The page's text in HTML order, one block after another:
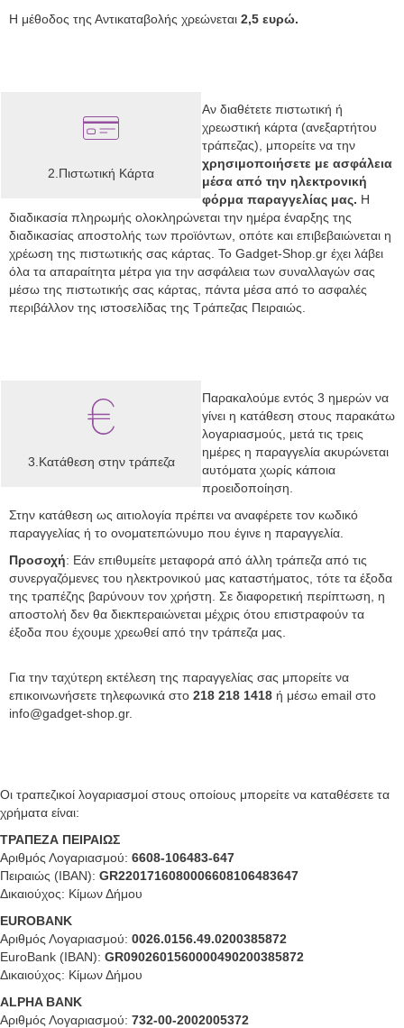
Η μέθοδος της Αντικαταβολής χρεώνεται 2,5 ευρώ.
2.Πιστωτική Κάρτα
Αν διαθέτετε πιστωτική ή
χρεωστική κάρτα (ανεξαρτήτου
τράπεζας), μπορείτε να την
χρησιμοποιήσετε με ασφάλεια
μέσα από την ηλεκτρονική
φόρμα παραγγελίας μας. Η
διαδικασία πληρωμής ολοκληρώνεται την ημέρα έναρξης της
διαδικασίας αποστολής των προϊόντων, οπότε και επιβεβαιώνεται η
χρέωση της πιστωτικής σας κάρτας. Το Gadget-Shop.gr έχει λάβει
όλα τα απαραίτητα μέτρα για την ασφάλεια των συναλλαγών σας
μέσω της πιστωτικής σας κάρτας, πάντα μέσα από το ασφαλές
περιβάλλον της ιστοσελίδας της Τράπεζας Πειραιώς.
3.Κατάθεση στην τράπεζα
Παρακαλούμε εντός 3 ημερών να
γίνει η κατάθεση στους παρακάτω
λογαριασμούς, μετά τις τρεις
ημέρες η παραγγελία ακυρώνεται
αυτόματα χωρίς κάποια
προειδοποίηση.
Στην κατάθεση ως αιτιολογία πρέπει να αναφέρετε τον κωδικό
παραγγελίας ή το ονοματεπώνυμο που έγινε η παραγγελία.
Προσοχή: Εάν επιθυμείτε μεταφορά από άλλη τράπεζα από τις
συνεργαζόμενες του ηλεκτρονικού μας καταστήματος, τότε τα έξοδα
της τραπέζης βαρύνουν τον χρήστη. Σε διαφορετική περίπτωση, η
αποστολή δεν θα διεκπεραιώνεται μέχρις ότου επιστραφούν τα
έξοδα που έχουμε χρεωθεί από την τράπεζα μας.
Για την ταχύτερη εκτέλεση της παραγγελίας σας μπορείτε να
επικοινωνήσετε τηλεφωνικά στο 218 218 1418 ή μέσω email στο
info@gadget-shop.gr.
Οι τραπεζικοί λογαριασμοί στους οποίους μπορείτε να καταθέσετε τα
χρήματα είναι:
ΤΡΑΠΕΖΑ ΠΕΙΡΑΙΩΣ
Αριθμός Λογαριασμού: 6608-106483-647
Πειραιώς (ΙΒΑΝ): GR2201716080006608106483647
Δικαιούχος: Κίμων Δήμου
EUROBANK
Αριθμός Λογαριασμού: 0026.0156.49.0200385872
EuroBank (ΙΒΑΝ): GR0902601560000490200385872
Δικαιούχος: Κίμων Δήμου
ALPHA BANK
Αριθμός Λογαριασμού: 732-00-2002005372